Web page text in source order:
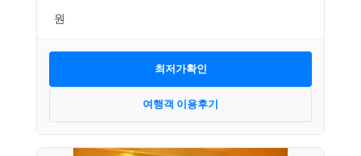
최저가확인
여행객 이용후기